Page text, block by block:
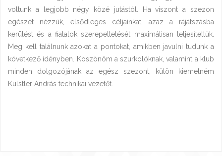
voltunk a legjobb négy közé jutástól. Ha viszont a szezon
egészét nézzük, elsődleges céljainkat, azaz a rájátszásba
kerülést és a fiatalok szerepeltetését maximálisan teljesítettük.
Meg kell találnunk azokat a pontokat, amikben javulni tudunk a
következő idényben. Köszönöm a szurkolóknak, valamint a klub
minden dolgozójának az egész szezont, külön kiemelném
Külstler András technikai vezetőt.